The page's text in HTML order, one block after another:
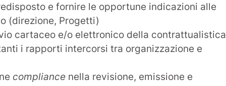
e fornire le opportune indicazioni alle
(direzione, Progetti)
cartaceo e/o elettronico della
i rapporti intercorsi tra organizzazione e
compliance nella revisione, emissione e